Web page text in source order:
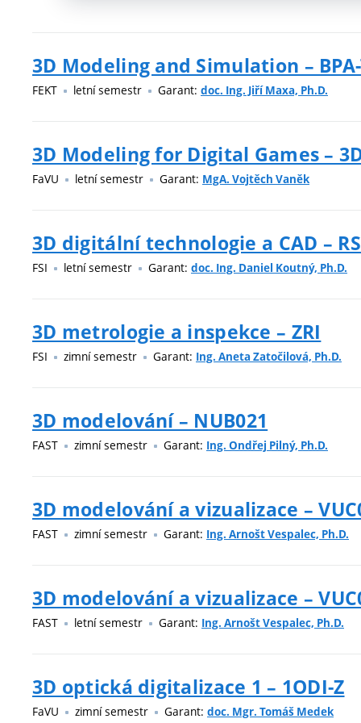
3D Modeling and Simulation –
FEKT letní semestr Garant: doc. Ing. Jiří Maxa, Ph.D.
3D Modeling for Digital Games –
FaVU letní semestr Garant: MgA. Vojtěch Vaněk
3D digitální technologie a CAD –
FSI letní semestr Garant: doc. Ing. Daniel Koutný, Ph.D.
3D metrologie a inspekce – ZRI
FSI zimní semestr Garant: Ing. Aneta Zatočilová, Ph.D.
3D modelování – NUB021
FAST zimní semestr Garant: Ing. Ondřej Pilný, Ph.D.
3D modelování a vizualizace –
FAST zimní semestr Garant: Ing. Arnošt Vespalec, Ph.D.
3D modelování a vizualizace –
FAST letní semestr Garant: Ing. Arnošt Vespalec, Ph.D.
3D optická digitalizace 1 – 1ODI-Z
FaVU zimní semestr Garant: doc. Mgr. Tomáš Medek